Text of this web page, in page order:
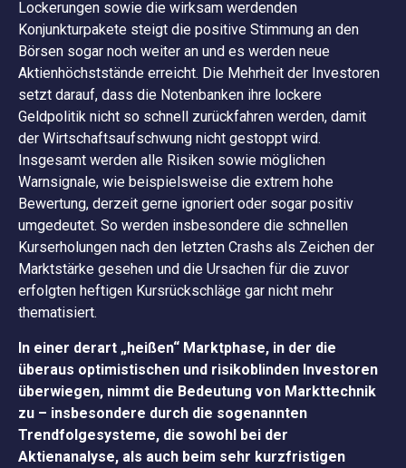
Lockerungen sowie die wirksam werdenden
Konjunkturpakete steigt die positive Stimmung an den
Börsen sogar noch weiter an und es werden neue
Aktienhöchststände erreicht. Die Mehrheit der Investoren
setzt darauf, dass die Notenbanken ihre lockere
Geldpolitik nicht so schnell zurückfahren werden, damit
der Wirtschaftsaufschwung nicht gestoppt wird.
Insgesamt werden alle Risiken sowie möglichen
Warnsignale, wie beispielsweise die extrem hohe
Bewertung, derzeit gerne ignoriert oder sogar positiv
umgedeutet. So werden insbesondere die schnellen
Kurserholungen nach den letzten Crashs als Zeichen der
Marktstärke gesehen und die Ursachen für die zuvor
erfolgten heftigen Kursrückschläge gar nicht mehr
thematisiert.
In einer derart „heißen“ Marktphase, in der die
überaus optimistischen und risikoblinden Investoren
überwiegen, nimmt die Bedeutung von Markttechnik
zu – insbesondere durch die sogenannten
Trendfolgesysteme, die sowohl bei der
Aktienanalyse, als auch beim sehr kurzfristigen